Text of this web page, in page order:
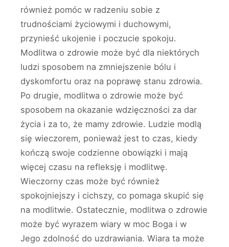
również pomóc w radzeniu sobie z
trudnościami życiowymi i duchowymi,
przynieść ukojenie i poczucie spokoju.
Modlitwa o zdrowie może być dla niektórych
ludzi sposobem na zmniejszenie bólu i
dyskomfortu oraz na poprawę stanu zdrowia.
Po drugie, modlitwa o zdrowie może być
sposobem na okazanie wdzięczności za dar
życia i za to, że mamy zdrowie. Ludzie modlą
się wieczorem, ponieważ jest to czas, kiedy
kończą swoje codzienne obowiązki i mają
więcej czasu na refleksję i modlitwę.
Wieczorny czas może być również
spokojniejszy i cichszy, co pomaga skupić się
na modlitwie. Ostatecznie, modlitwa o zdrowie
może być wyrazem wiary w moc Boga i w
Jego zdolność do uzdrawiania. Wiara ta może